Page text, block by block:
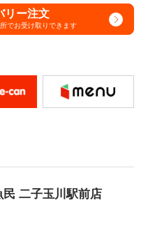
リー注文
でお受け取りできます
二子玉川駅前店